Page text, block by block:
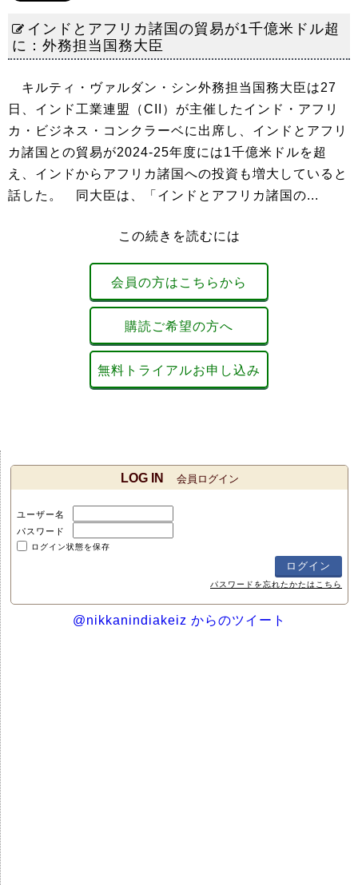
インドとアフリカ諸国の貿易が1千億米ドル超
に：外務担当国務大臣
キルティ・ヴァルダン・シン外務担当国務大臣は27
日、インド工業連盟（CII）が主催したインド・アフリ
カ・ビジネス・コンクラーベに出席し、インドとアフリ
カ諸国との貿易が2024-25年度には1千億米ドルを超
え、インドからアフリカ諸国への投資も増大していると
話した。 同大臣は、「インドとアフリカ諸国の...
この続きを読むには
会員の方はこちらから
購読ご希望の方へ
無料トライアルお申し込み
LOG IN 会員ログイン
ユーザー名
パスワード
ログイン状態を保存
パスワードを忘れたかたはこちら
@nikkanindiakeiz からのツイート